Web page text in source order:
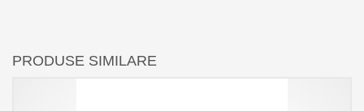
PRODUSE SIMILARE